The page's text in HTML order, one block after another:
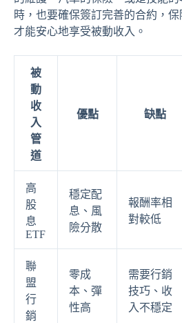
時，也要確保簽訂完善的合約，保
才能安心地享受被動收入。
被
動
收
入
管
道
優點 缺點
高
股
息
ETF
穩定配
息、風
險分散
報酬率相
對較低
聯
盟
行
銷
零成
本、彈
性高
需要行銷
技巧、收
入不穩定